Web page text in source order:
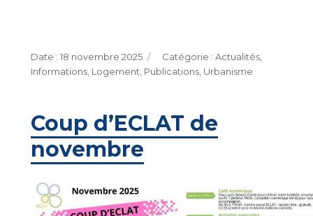
Publié
le
18 novembre 2025 Catégories
Actualités,
Informations, Logement Publications, Urbanisme
Coup d’ECLAT de
novembre